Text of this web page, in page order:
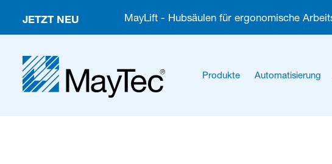
JETZT NEU MayLift - Hubsäulen für ergonomische
Produkte Automatisierung